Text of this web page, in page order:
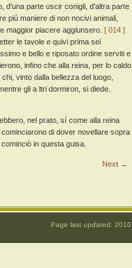
d'una parte uscir conigli, d'altra parte
piú maniere di non nocivi animali,
maggior piacere aggiunsero. [ 014 ]
le tavole e quivi prima sei
e bello e riposato ordine serviti e
infino che alla reina, per lo caldo
vinto dalla bellezza del luogo,
gli a ltri dormiron, si diede.
nel prato, sí come alla reina
di dover novellare sopra
in questa guisa.
Next →
Page last updated: 2010